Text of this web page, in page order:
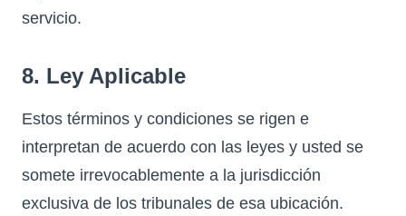
servicio.
8. Ley Aplicable
Estos términos y condiciones se rigen e
interpretan de acuerdo con las leyes y usted se
somete irrevocablemente a la jurisdicción
exclusiva de los tribunales de esa ubicación.